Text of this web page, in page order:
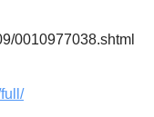
0010977038.shtml